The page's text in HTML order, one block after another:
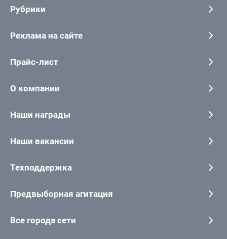
Рубрики
Реклама на сайте
Прайс-лист
О компании
Наши награды
Наши вакансии
Техподдержка
Предвыборная агитация
Все города сети